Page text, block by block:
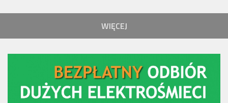
WIĘCEJ